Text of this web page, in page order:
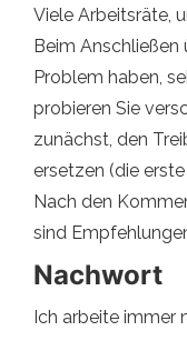
Viele Arbeitsräte,
Beim Anschließen
Problem haben,
probieren Sie
zunächst, den
ersetzen (die
Nach den
sind
Nachwort
Ich arbeite immer